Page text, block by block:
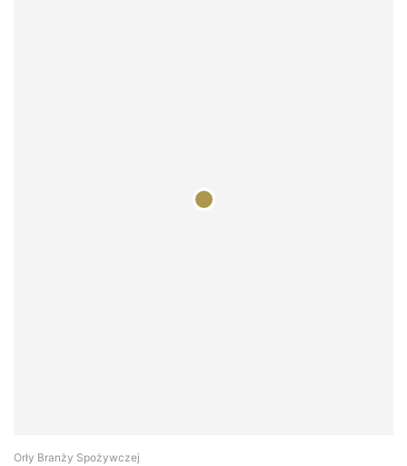
Orły Branży Spożywczej